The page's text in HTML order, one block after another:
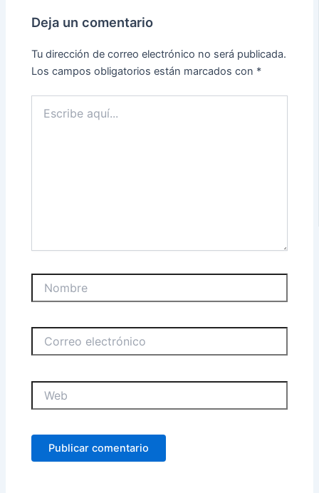
Deja un comentario
Tu dirección de correo electrónico no será publicada.
Los campos obligatorios están marcados con *
aquí...
electrónico